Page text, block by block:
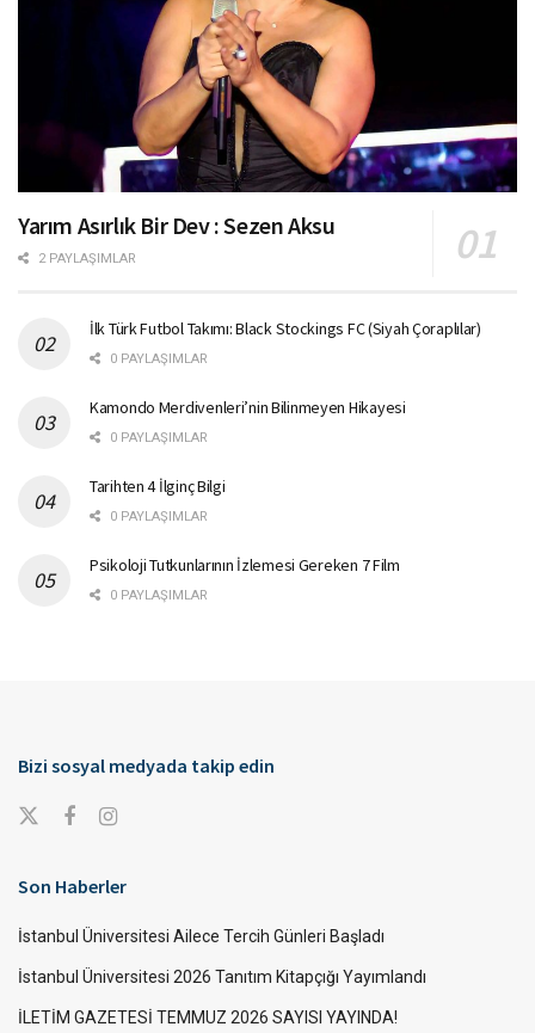
Yarım Asırlık Bir Dev : Sezen Aksu
2 PAYLAŞIMLAR
İlk Türk Futbol Takımı: Black Stockings FC (Siyah Çoraplılar)
0 PAYLAŞIMLAR
Kamondo Merdivenleri’nin Bilinmeyen Hikayesi
0 PAYLAŞIMLAR
Tarihten 4 İlginç Bilgi
0 PAYLAŞIMLAR
Psikoloji Tutkunlarının İzlemesi Gereken 7 Film
0 PAYLAŞIMLAR
Bizi sosyal medyada takip edin
Son Haberler
İstanbul Üniversitesi Ailece Tercih Günleri Başladı
İstanbul Üniversitesi 2026 Tanıtım Kitapçığı Yayımlandı
İLETİM GAZETESİ TEMMUZ 2026 SAYISI YAYINDA!